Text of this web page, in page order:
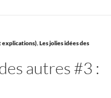
explications),Les jolies idées des
autres #3 :